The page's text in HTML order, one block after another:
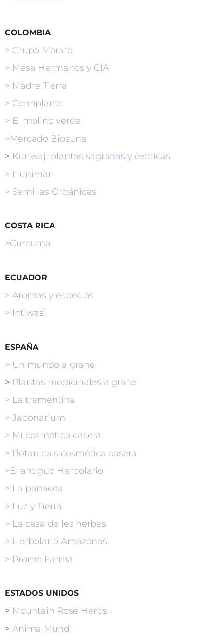
COLOMBIA
> Grupo Morato
> Mesa Hermanos y CIA
> Madre Tierra
> Connplants
> El molino verde
>Mercado Biosuna
> Kuriwaji plantas sagradas y exóticas
> Hunimar
> Semillas Orgánicas
COSTA RICA
>Curcuma
ECUADOR
> Aromas y especias
> Intiwasi
ESPAÑA
> Un mundo a granel
> Plantas medicinales a granel
> La trementina
> Jabonarium
> Mi cosmética casera
> Botanicals cosmética casera
>El antiguo Herbolario
> La panacea
> Luz y Tierra
> La casa de les herbes
> Herbolario Amazonas
> Promo Farma
ESTADOS UNIDOS
> Mountain Rose Herbs
> Anima Mundi